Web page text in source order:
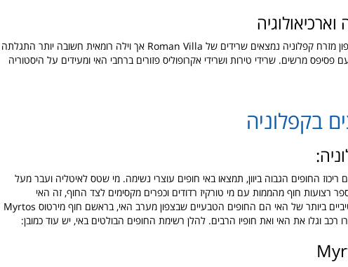
- בכפר Agia Effimia בצפון מזרח קפלוניה נמצאים שרידים של Roman Villa אך וילה רומאית חשובה יותר התגלתה
מרשים. שרידי טירות ושרידי אקרופוליס פזורים ברחבי האי ומעידים על היסטוריה
בקפלוניה
החופים הגבוה ביוון, תמצאו באי חופים עוצרי נשימה. מי שטס לאיטליה ועבר מעל
רצועות חוף מהממות עם מי טורקיז רדודים וכפרים מקסימים לצד החוף, זה האי
החופים האטרקטיביים ביותר של האי הם החופים הטבעיים שבצפון מערב האי, בראשם חוף מירטוס Myrtos
וגלו את האי ואת חופיו הרבים. להלן רשימת החופים הבולטים באי, יש עוד כמובן: